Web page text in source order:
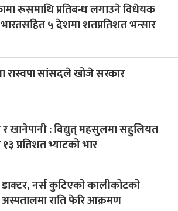
रूसमाथि प्रतिबन्ध लगाउने विधेयक
भारतसहित ५ देशमा शतप्रतिशत भन्सार
रास्वपा सांसदले खोजे सरकार
खानेपानी : विद्युत् महसुलमा सहुलियत
प्रतिशत भ्याटको भार
नर्स कुटिएको कालीकोटको
राति फेरि आक्रमण